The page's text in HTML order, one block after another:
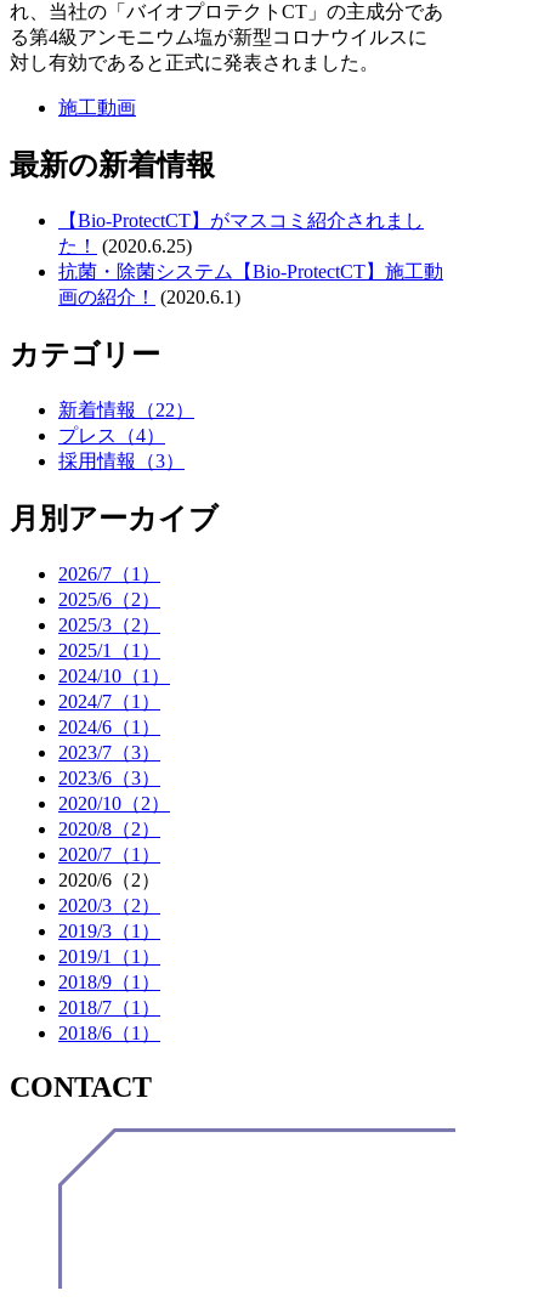
れ、当社の「バイオプロテクトCT」の主成分であ
る第4級アンモニウム塩が新型コロナウイルスに
対し有効であると正式に発表されました。
施工動画
最新の新着情報
【Bio-ProtectCT】がマスコミ紹介されまし
た！
(2020.6.25)
抗菌・除菌システム【Bio-ProtectCT】施工動
画の紹介！
(2020.6.1)
カテゴリー
新着情報
（22）
プレス
（4）
採用情報
（3）
月別アーカイブ
2026/7（1）
2025/6（2）
2025/3（2）
2025/1（1）
2024/10（1）
2024/7（1）
2024/6（1）
2023/7（3）
2023/6（3）
2020/10（2）
2020/8（2）
2020/7（1）
2020/6（2）
2020/3（2）
2019/3（1）
2019/1（1）
2018/9（1）
2018/7（1）
2018/6（1）
CONTACT